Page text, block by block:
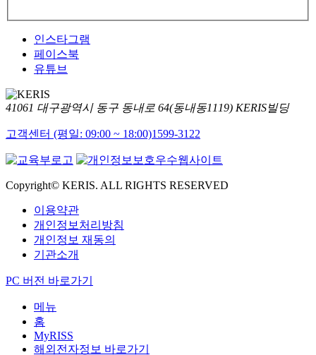
인스타그램
페이스북
유튜브
41061 대구광역시 동구 동내로 64(동내동1119) KERIS빌딩
고객센터 (평일: 09:00 ~ 18:00)1599-3122
Copyright© KERIS. ALL RIGHTS RESERVED
이용약관
개인정보처리방침
개인정보 재동의
기관소개
PC 버전 바로가기
메뉴
홈
MyRISS
해외전자정보 바로가기